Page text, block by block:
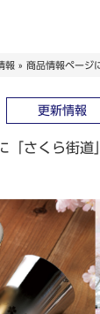
報» 商品情報ページに
更新情報
「さくら街道